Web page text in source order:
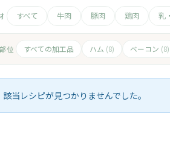
すべて 牛肉 豚肉 鶏肉 乳
部位 すべての加工品 ハム (8) ベーコン (8)
該当レシピが見つかりませんでした。